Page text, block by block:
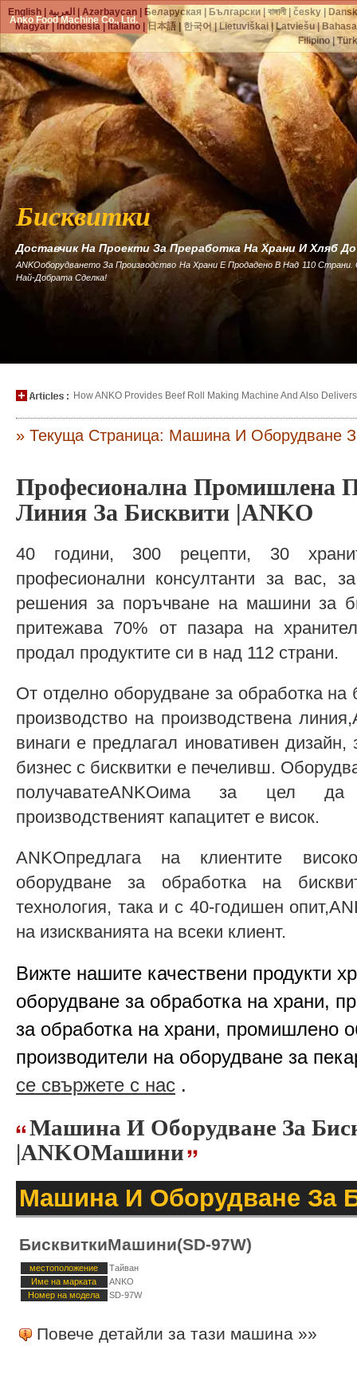
Anko Food Machine Co., Ltd.
Бисквитки
Доставчик На Проекти За Преработка На Храни И Хляб
ANKOоборудването За Производство На Храни Е Продадено В Над 110
Най-Добрата Сделка!
How ANKO Provides Beef Roll Making Machine And Also
» Текуща Страница: Машина И Оборудване
Професионална Промишлена
Линия За Бисквити |ANKO
40 години, 300 рецепти, 30
професионални консултанти за вас,
решения за поръчване на машини за
притежава 70% от пазара на
продал продуктите си в над 112 страни.
От отделно оборудване за обработка на
производство на производствена
винаги е предлагал иновативен
бизнес с бисквитки е печеливш.
получаватеANKOима за цел
производственият капацитет е висок.
ANKOпредлага на клиентите
оборудване за обработка на
технология, така и с 40-годишен
на изискванията на всеки клиент.
Вижте нашите качествени продукти
оборудване за обработка на храни,
за обработка на храни, промишлено
производители на оборудване за
се свържете с нас .
Машина И Оборудване За
|ANKOМашини
Машина И Оборудване За
БисквиткиМашини(SD-97W)
местоположение
Тайван
Име на марката
ANKO
Номер на модела
SD-97W
Повече детайли за тази машина »»
English العربية |Azərbaycan Беларуская Български |বাঙ্গালী|česky
Magyar|Indonesia| Italiano| 日本語|한국어|Lietuviškai|Latviešu|
Filipino|